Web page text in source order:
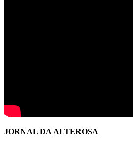
JORNAL DA ALTEROSA